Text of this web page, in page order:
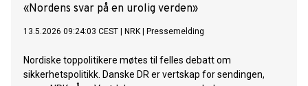
«Nordens svar på en urolig verden»
13.5.2026 09:24:03 CEST NRK Pressemelding
Nordiske toppolitikere møtes til felles debatt om
sikkerhetspolitikk. Danske DR er vertskap for sendingen,